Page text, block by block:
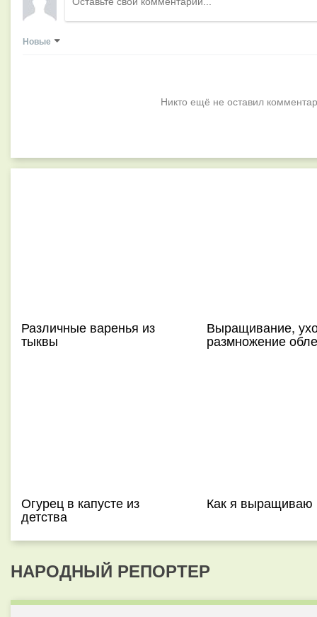
Новые
Никто ещё не оставил
Различные варенья из
тыквы
Выращивание,
размножение
Огурец в капусте из
детства
Как я выращиваю
НАРОДНЫЙ РЕПОРТЕР